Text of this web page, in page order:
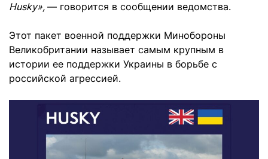
Husky», — говорится в сообщении ведомства.
Этот пакет военной поддержки Минобороны
Великобритании называет самым крупным в
истории ее поддержки Украины в борьбе с
российской агрессией.